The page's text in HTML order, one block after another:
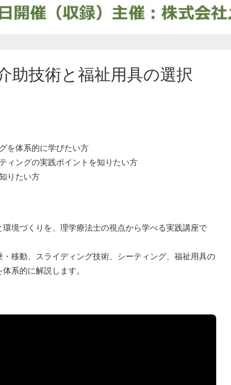
助技術と福祉用具の選択
を体系的に学びたい方
ィングの実践ポイントを知りたい方
りたい方
境づくりを、理学療法士の視点から学べる実践講座で
移動、スライディング技術、シーティング、福祉用具の
系的に解説します。